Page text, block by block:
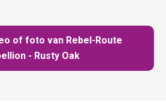
of foto van Rebel-Route
- Rusty Oak